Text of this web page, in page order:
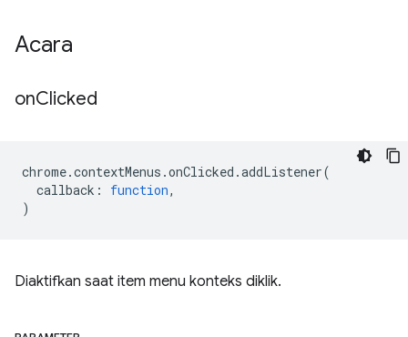
Acara
onClicked
chrome.contextMenus .onClicked .addListener(
callback : function,
)
Diaktifkan saat item menu konteks diklik.